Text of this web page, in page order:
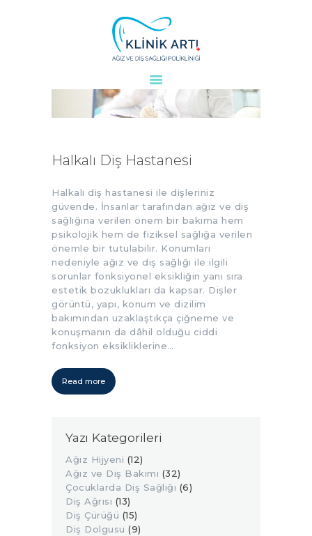
ANASAYFA
KURUMSAL
TEDAVILER
VAKALAR
KVKK
AYDINLATMA
METNI
BLOG
KLINIĞIMIZ
İLETIŞIM
Halkalı Diş Hastanesi
Halkalı diş hastanesi ile dişleriniz
güvende. İnsanlar tarafından ağız ve diş
sağlığına verilen önem bir bakıma hem
psikolojik hem de fiziksel sağlığa verilen
önemle bir tutulabilir. Konumları
nedeniyle ağız ve diş sağlığı ile ilgili
sorunlar fonksiyonel eksikliğin yanı sıra
estetik bozuklukları da kapsar. Dişler
görüntü, yapı, konum ve dizilim
bakımından uzaklaştıkça çiğneme ve
konuşmanın da dâhil olduğu ciddi
fonksiyon eksikliklerine…
Read more
Yazı Kategorileri
Ağız Hijyeni (12)
Ağız ve Diş Bakımı (32)
Çocuklarda Diş Sağlığı (6)
Diş Ağrısı (13)
Diş Çürüğü (15)
Diş Dolgusu (9)